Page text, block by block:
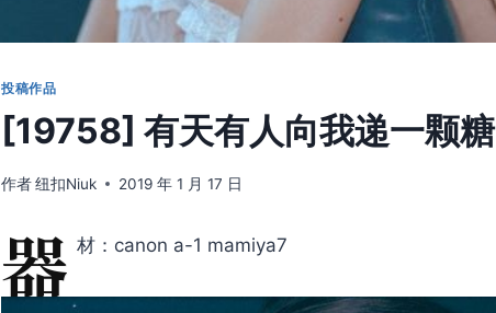
投稿作品
[19758] 有天有人向我递一颗糖
作者纽扣Niuk 2019 年 1 月 17 日
器 材：canon a-1 mamiya7